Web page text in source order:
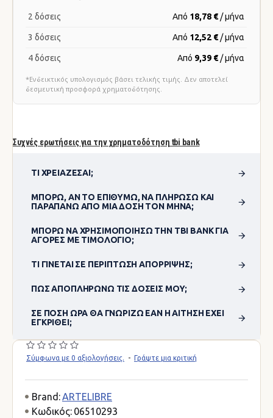
Συχνές ερωτήσεις για την χρηματοδότηση tbi bank
ΤΙ ΧΡΕΙΆΖΕΣΑΙ;
ΜΠΟΡΏ, ΑΝ ΤΟ ΕΠΙΘΥΜΏ, ΝΑ ΠΛΗΡΏΣΩ ΚΑΙ
ΠΑΡΑΠΆΝΩ ΑΠΌ ΜΊΑ ΔΌΣΗ ΤΟΝ ΜΉΝΑ;
ΜΠΟΡΏ ΝΑ ΧΡΗΣΙΜΟΠΟΊΗΣΩ ΤΗΝ TBI BANK ΓΙΑ
ΑΓΟΡΈΣ ΜΕ ΤΙΜΟΛΌΓΙΟ;
ΤΙ ΓΊΝΕΤΑΙ ΣΕ ΠΕΡΊΠΤΩΣΗ ΑΠΌΡΡΙΨΗΣ;
ΠΏΣ ΑΠΟΠΛΗΡΏΝΩ ΤΙΣ ΔΌΣΕΙΣ ΜΟΥ;
ΣΕ ΠΌΣΗ ΏΡΑ ΘΑ ΓΝΩΡΊΖΩ ΕΆΝ Η ΑΊΤΗΣΗ ΈΧΕΙ
ΕΓΚΡΙΘΕΊ;
2 δόσεις Από 18,78 € / μήνα
3 δόσεις Από 12,52 € / μήνα
4 δόσεις Από 9,39 € / μήνα
*Ενδεικτικός υπολογισμός βάσει τελικής τιμής. Δεν αποτελεί
δεσμευτική προσφορά χρηματοδότησης.
Σύμφωνα με 0 αξιολογήσεις. - Γράψτε μια κριτική
Brand:ARTELIBRE
Κωδικός: 06510293